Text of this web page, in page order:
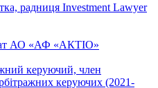
радниця Investment Lawyer
АО «АФ «АКТІО»
керуючий, член
керуючих (2021-